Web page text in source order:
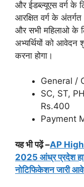
और ईडब्ल्यूएस वर्ग
आरक्षित वर्ग के
और सभी महिलाओ के
अभ्यर्थियों को
करना होगा।
General /
SC, ST,
Rs.400
Payment
यह भी पढ़ें –AP
2025 आंध्र प्रदेश हाई
नोटिफिकेशन जारी